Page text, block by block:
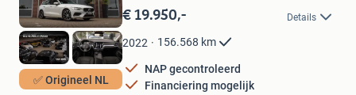
in
Mijn
Favorieten
✅ Origineel NL
€ 19.950,- Details
2022 156.568 km
NAP gecontroleerd
Financiering mogelijk